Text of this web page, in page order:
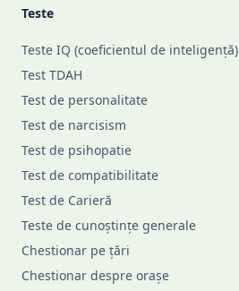
Teste
Teste IQ (coeficientul de inteligență)
Test TDAH
Test de personalitate
Test de narcisism
Test de psihopatie
Test de compatibilitate
Test de Carieră
Teste de cunoștințe generale
Chestionar pe țări
Chestionar despre orașe